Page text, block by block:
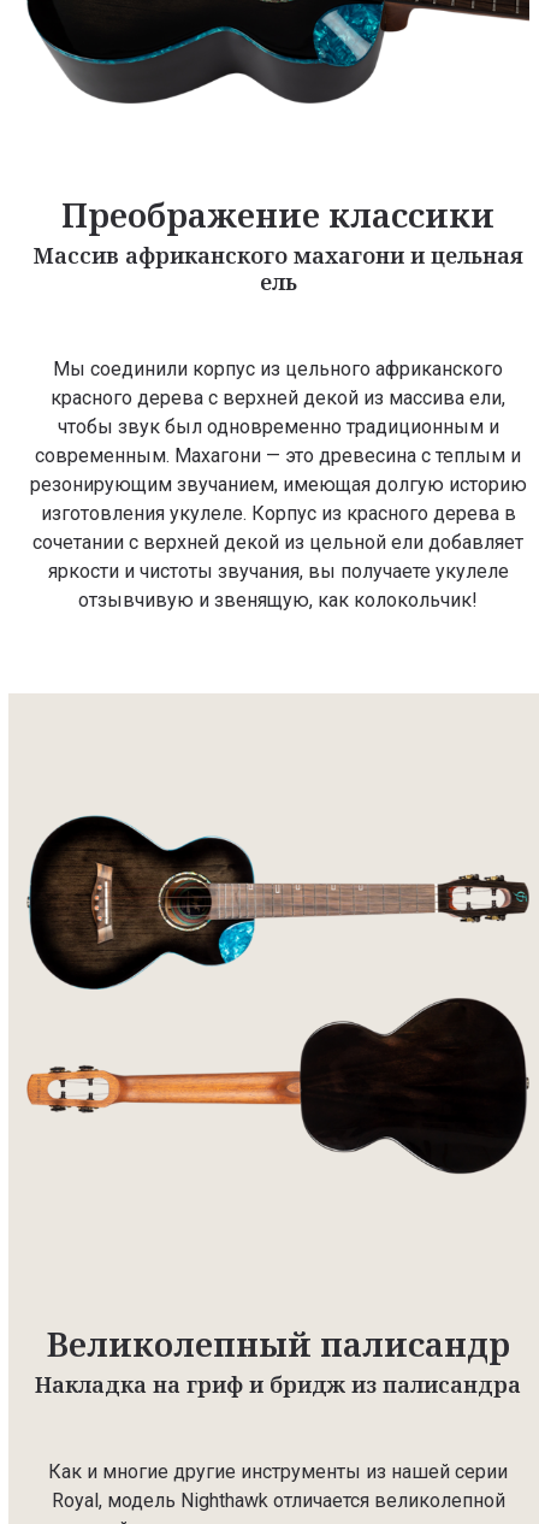
Преображение классики
Массив африканского махагони и цельная
ель
Мы соединили корпус из цельного африканского
красного дерева с верхней декой из массива ели,
чтобы звук был одновременно традиционным и
современным. Махагони — это древесина с теплым и
резонирующим звучанием, имеющая долгую историю
изготовления укулеле. Корпус из красного дерева в
сочетании с верхней декой из цельной ели добавляет
яркости и чистоты звучания, вы получаете укулеле
отзывчивую и звенящую, как колокольчик!
Великолепный палисандр
Накладка на гриф и бридж из палисандра
Как и многие другие инструменты из нашей серии
Royal, модель Nighthawk отличается великолепной